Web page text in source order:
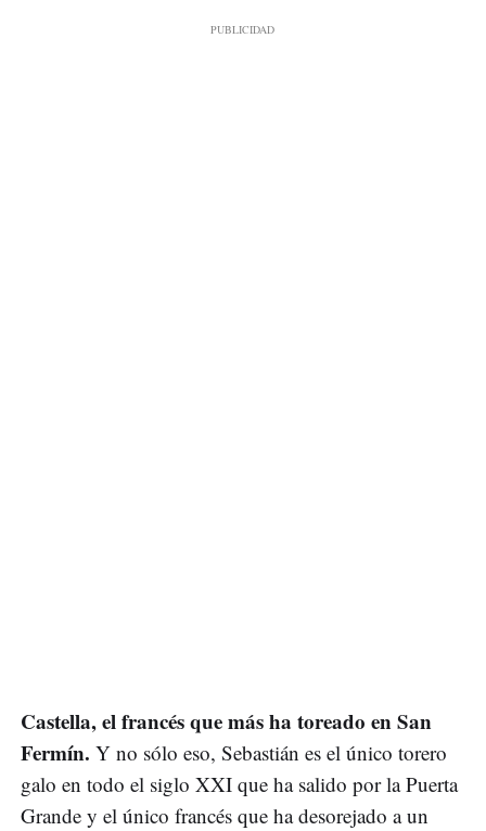
Castella, el francés que más ha toreado en San
Fermín. Y no sólo eso, Sebastián es el único torero
galo en todo el siglo XXI que ha salido por la Puerta
Grande y el único francés que ha desorejado a un